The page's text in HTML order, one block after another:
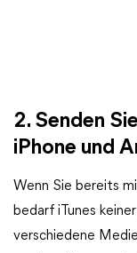
2. Senden
iPhone und
Wenn Sie bereits
bedarf iTunes
verschiedene